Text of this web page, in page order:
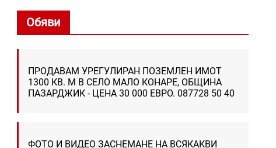
Обяви
ПРОДАВАМ УРЕГУЛИРАН ПОЗЕМЛЕН ИМОТ
1300 КВ. М В СЕЛО МАЛО КОНАРЕ, ОБЩИНА
ПАЗАРДЖИК - ЦЕНА 30 000 ЕВРО. 087728 50 40
ФОТО И ВИДЕО ЗАСНЕМАНЕ НА ВСЯКАКВИ